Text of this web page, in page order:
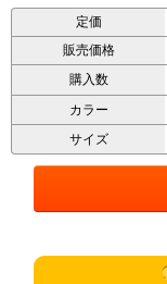
定価
販売価格
購入数
カラー
サイズ